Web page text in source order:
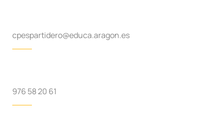
cpespartidero@educa.aragon.es
976 58 20 61